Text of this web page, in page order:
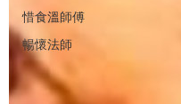
惜食溫師傅
暢懷法師